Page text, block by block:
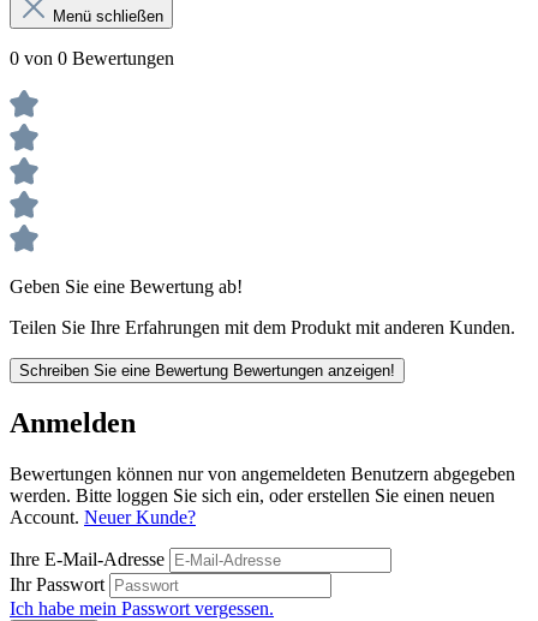
Menü schließen
0 von 0 Bewertungen
Geben Sie eine Bewertung ab!
Teilen Sie Ihre Erfahrungen mit dem Produkt mit anderen Kunden.
Schreiben Sie eine Bewertung Bewertungen anzeigen!
Anmelden
Bewertungen können nur von angemeldeten Benutzern abgegeben
werden. Bitte loggen Sie sich ein, oder erstellen Sie einen neuen
Account. Neuer Kunde?
Ihre E-Mail-Adresse
Ihr Passwort
Ich habe mein Passwort vergessen.